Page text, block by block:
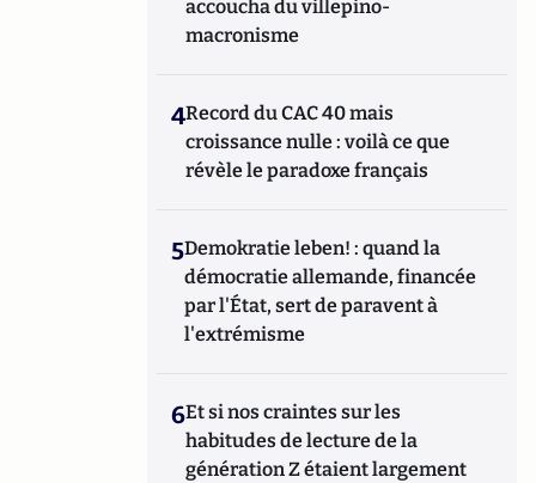
accoucha du villepino-
macronisme
4Record du CAC 40 mais
croissance nulle : voilà ce que
révèle le paradoxe français
5Demokratie leben! : quand la
démocratie allemande, financée
par l'État, sert de paravent à
l'extrémisme
6Et si nos craintes sur les
habitudes de lecture de la
génération Z étaient largement